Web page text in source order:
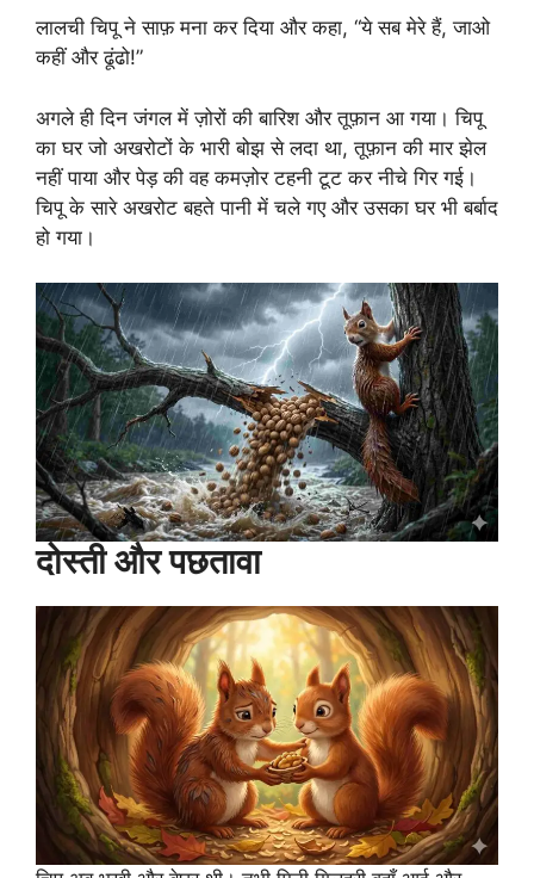
लालची चिपू ने साफ़ मना कर दिया और कहा, “ये सब मेरे हैं, जाओ
कहीं और ढूंढो!”
अगले ही दिन जंगल में ज़ोरों की बारिश और तूफ़ान आ गया। चिपू
का घर जो अखरोटों के भारी बोझ से लदा था, तूफ़ान की मार झेल
नहीं पाया और पेड़ की वह कमज़ोर टहनी टूट कर नीचे गिर गई।
चिपू के सारे अखरोट बहते पानी में चले गए और उसका घर भी बर्बाद
हो गया।
दोस्ती और पछतावा